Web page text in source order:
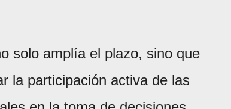
solo amplía el plazo, sino que
la participación activa de las